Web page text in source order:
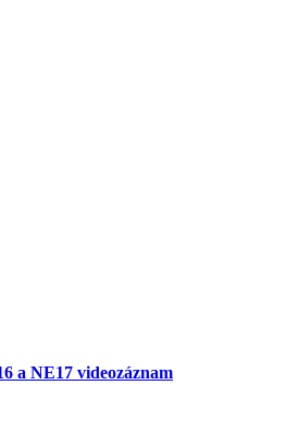
a NE17 videozáznam